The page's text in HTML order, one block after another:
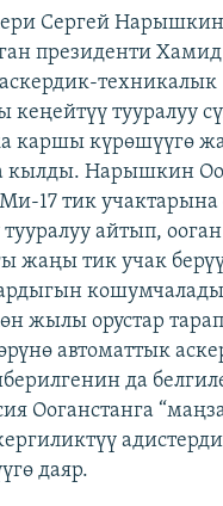
сайттары
Сергей Нарышкин
президенти Хамид
техникалык
тууралуу
каршы күрөшүүгө
кылды. Нарышкин
17 тик учактарына
айтып, ооган
жаңы тик учак
жылы орустар
автоматтык
да
Ооганстанга
даяр.